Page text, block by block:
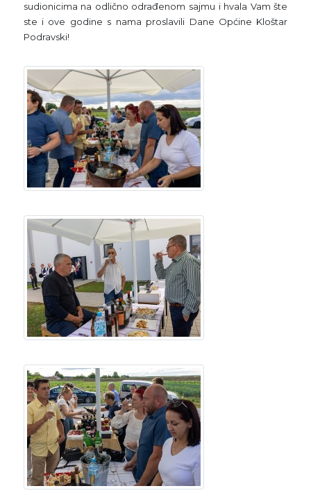
sudionicima na odlično odrađenom sajmu i hvala Vam šte
ste i ove godine s nama proslavili Dane Općine Kloštar
Podravski!